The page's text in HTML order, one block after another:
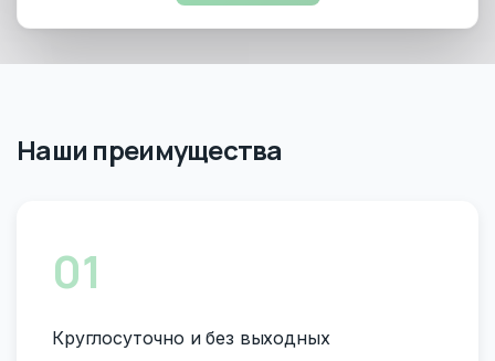
Наши преимущества
01
Круглосуточно и без выходных